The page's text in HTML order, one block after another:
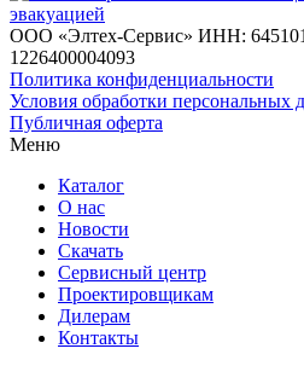
ООО «Элтех-Сервис» ИНН:
1226400004093
Политика конфиденциальности
Условия обработки персональных
Публичная оферта
Меню
Каталог
О нас
Новости
Скачать
Сервисный центр
Проектировщикам
Дилерам
Контакты